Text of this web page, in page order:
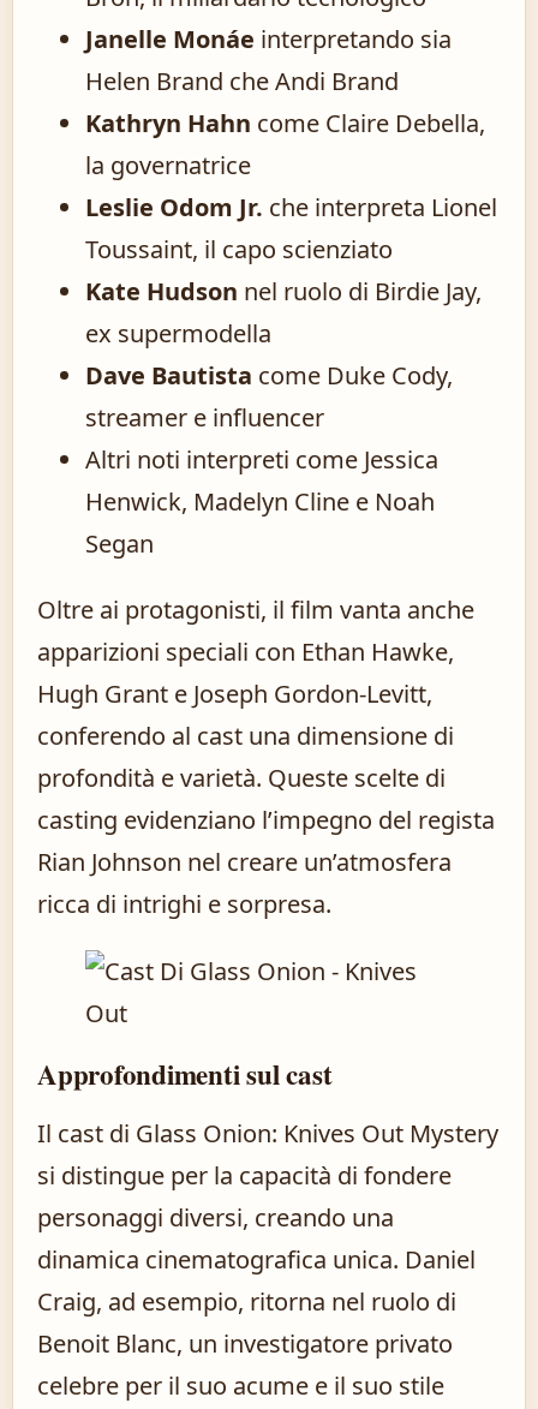
Janelle Monáe interpretando sia
Helen Brand che Andi Brand
Kathryn Hahn come Claire Debella,
la governatrice
Leslie Odom Jr. che interpreta Lionel
Toussaint, il capo scienziato
Kate Hudson nel ruolo di Birdie Jay,
ex supermodella
Dave Bautista come Duke Cody,
streamer e influencer
Altri noti interpreti come Jessica
Henwick, Madelyn Cline e Noah
Segan
Oltre ai protagonisti, il film vanta anche
apparizioni speciali con Ethan Hawke,
Hugh Grant e Joseph Gordon-Levitt,
conferendo al cast una dimensione di
profondità e varietà. Queste scelte di
casting evidenziano l’impegno del regista
Rian Johnson nel creare un’atmosfera
ricca di intrighi e sorpresa.
Approfondimenti sul cast
Il cast di Glass Onion: Knives Out Mystery
si distingue per la capacità di fondere
personaggi diversi, creando una
dinamica cinematografica unica. Daniel
Craig, ad esempio, ritorna nel ruolo di
Benoit Blanc, un investigatore privato
celebre per il suo acume e il suo stile